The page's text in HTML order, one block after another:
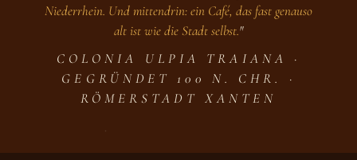
Niederrhein. Und mittendrin: ein Café, das fast genauso
alt ist wie die Stadt selbst."
COLONIA ULPIA TRAIANA ·
GEGRÜNDET 100 N. CHR. ·
RÖMERSTADT XANTEN